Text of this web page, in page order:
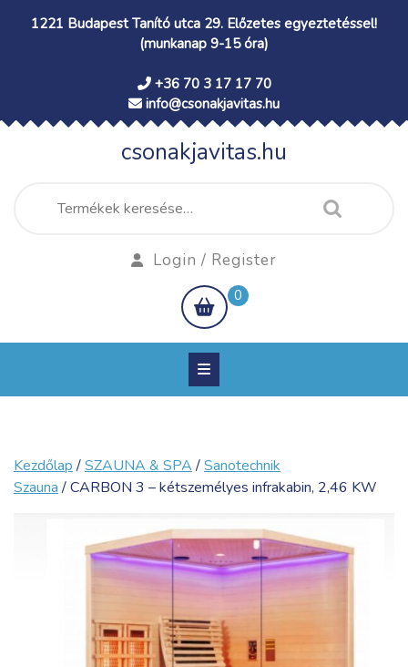
1221 Budapest Tanító utca 29. Előzetes egyeztetéssel!
(munkanap 9-15 óra)
+36 70 3 17 17 70
info@csonakjavitas.hu
csonakjavitas.hu
Keresés
a
Login / Register
shopping
cart
0
Kezdőlap/SZAUNA & SPA/Sanotechnik
Szauna/ CARBON 3 – kétszemélyes infrakabin, 2,46 KW